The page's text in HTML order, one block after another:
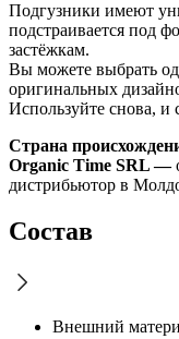
Подгузники имеют
подстраивается под
застёжкам.
Вы можете выбрать
оригинальных
Используйте снова,
Страна
Organic Time SRL —
дистрибьютор в
Состав
Внешний